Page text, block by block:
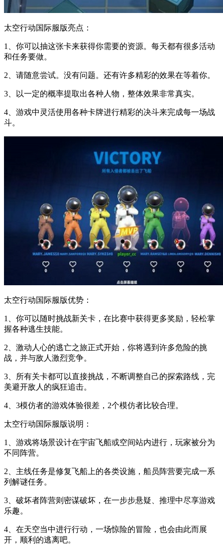
太空行动国际服版亮点：
1、你可以抽这张卡来获得你需要的资源。每天都有很多活动
和任务要做。
2、请随意尝试。没有问题。还有许多精彩的效果在等着你。
3、以一定的概率提取出各种人物，整体效果非常真实。
4、游戏中灵活使用各种卡牌进行精彩的决斗来完成每一场战
斗。
太空行动国际服版优势：
1、你可以随时挑战新关卡，在比赛中获得更多奖励，轻松掌
握各种逃生技能。
2、激动人心的逃亡之旅正式开始，你将遇到许多危险的挑
战，并与敌人激烈竞争。
3、所有关卡都可以直接挑战，不断调整自己的探索路线，完
美避开敌人的疯狂追击。
4、3模仿者的游戏体验很差，2个模仿者比较合理。
太空行动国际服版说明：
1、游戏将场景设计在宇宙飞船或空间站内进行，玩家被分为
不同阵营。
2、主线任务是修复飞船上的各类设施，船员阵营要完成一系
列解谜任务。
3、破坏者阵营则密谋破坏，在一步步悬疑、推理中尽享游戏
乐趣。
4、在天空当中进行行动，一场惊险的冒险，也会由此而展
开，顺利的逃离吧。